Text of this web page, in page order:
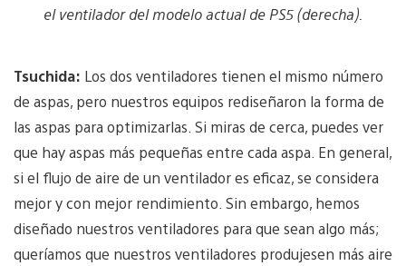
el ventilador del modelo actual de PS5 (derecha).
Tsuchida: Los dos ventiladores tienen el mismo número
de aspas, pero nuestros equipos rediseñaron la forma de
las aspas para optimizarlas. Si miras de cerca, puedes ver
que hay aspas más pequeñas entre cada aspa. En general,
si el flujo de aire de un ventilador es eficaz, se considera
mejor y con mejor rendimiento. Sin embargo, hemos
diseñado nuestros ventiladores para que sean algo más;
queríamos que nuestros ventiladores produjesen más aire